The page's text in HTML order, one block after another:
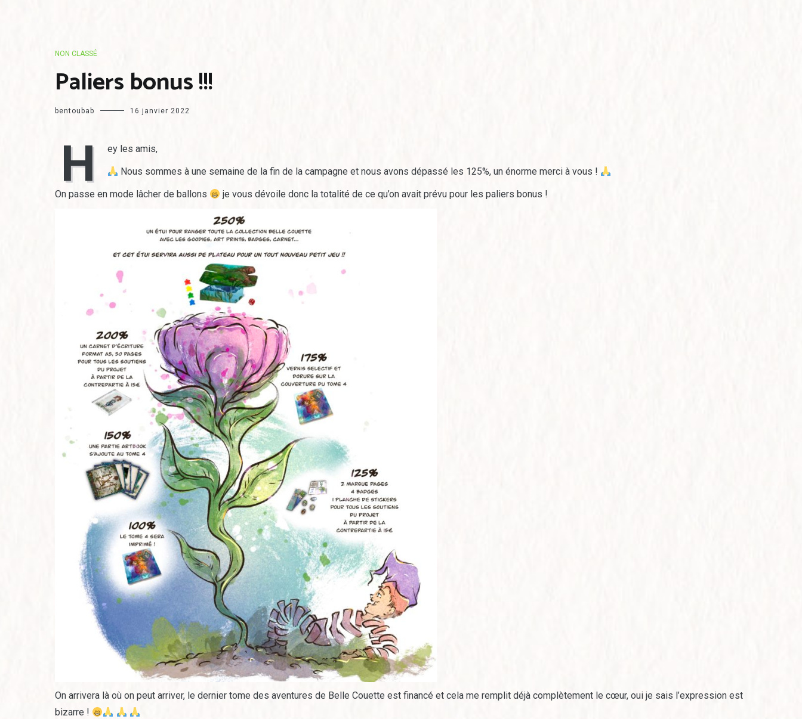
NON CLASSÉ
Paliers bonus !!!
bentoubab 16 janvier 2022
H
ey les amis,
Nous sommes à une semaine de la fin de la campagne et nous avons dépassé les 125%, un énorme merci à vous !
On passe en mode lâcher de ballons
je vous dévoile donc la totalité de ce qu’on avait prévu pour les paliers bonus !
On arrivera là où on peut arriver, le dernier tome des aventures de Belle Couette est financé et cela me remplit déjà complètement le cœur, oui je sais l’expression est
bizarre !